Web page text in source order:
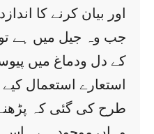
اور بیان کرنے کا
جب وہ جیل میں ہے
کے دل ودماغ میں
استعارے استعمال
طرح کی گئی کہ